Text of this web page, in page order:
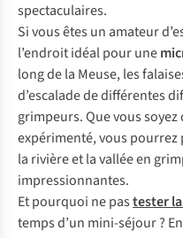
spectaculaires.
Si vous êtes un amateur
l’endroit idéal pour une
long de la Meuse, les
d’escalade de différentes
grimpeurs. Que vous
expérimenté, vous
la rivière et la vallée en
impressionnantes.
Et pourquoi ne pastester
temps d’un mini-séjour ?